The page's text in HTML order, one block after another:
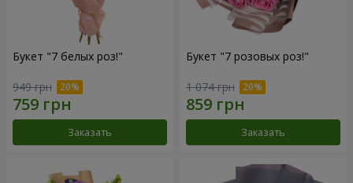
Букет "7 белых роз!"
949 грн
Заказать
Букет "7 розовых роз!"
1 074 грн
Заказать